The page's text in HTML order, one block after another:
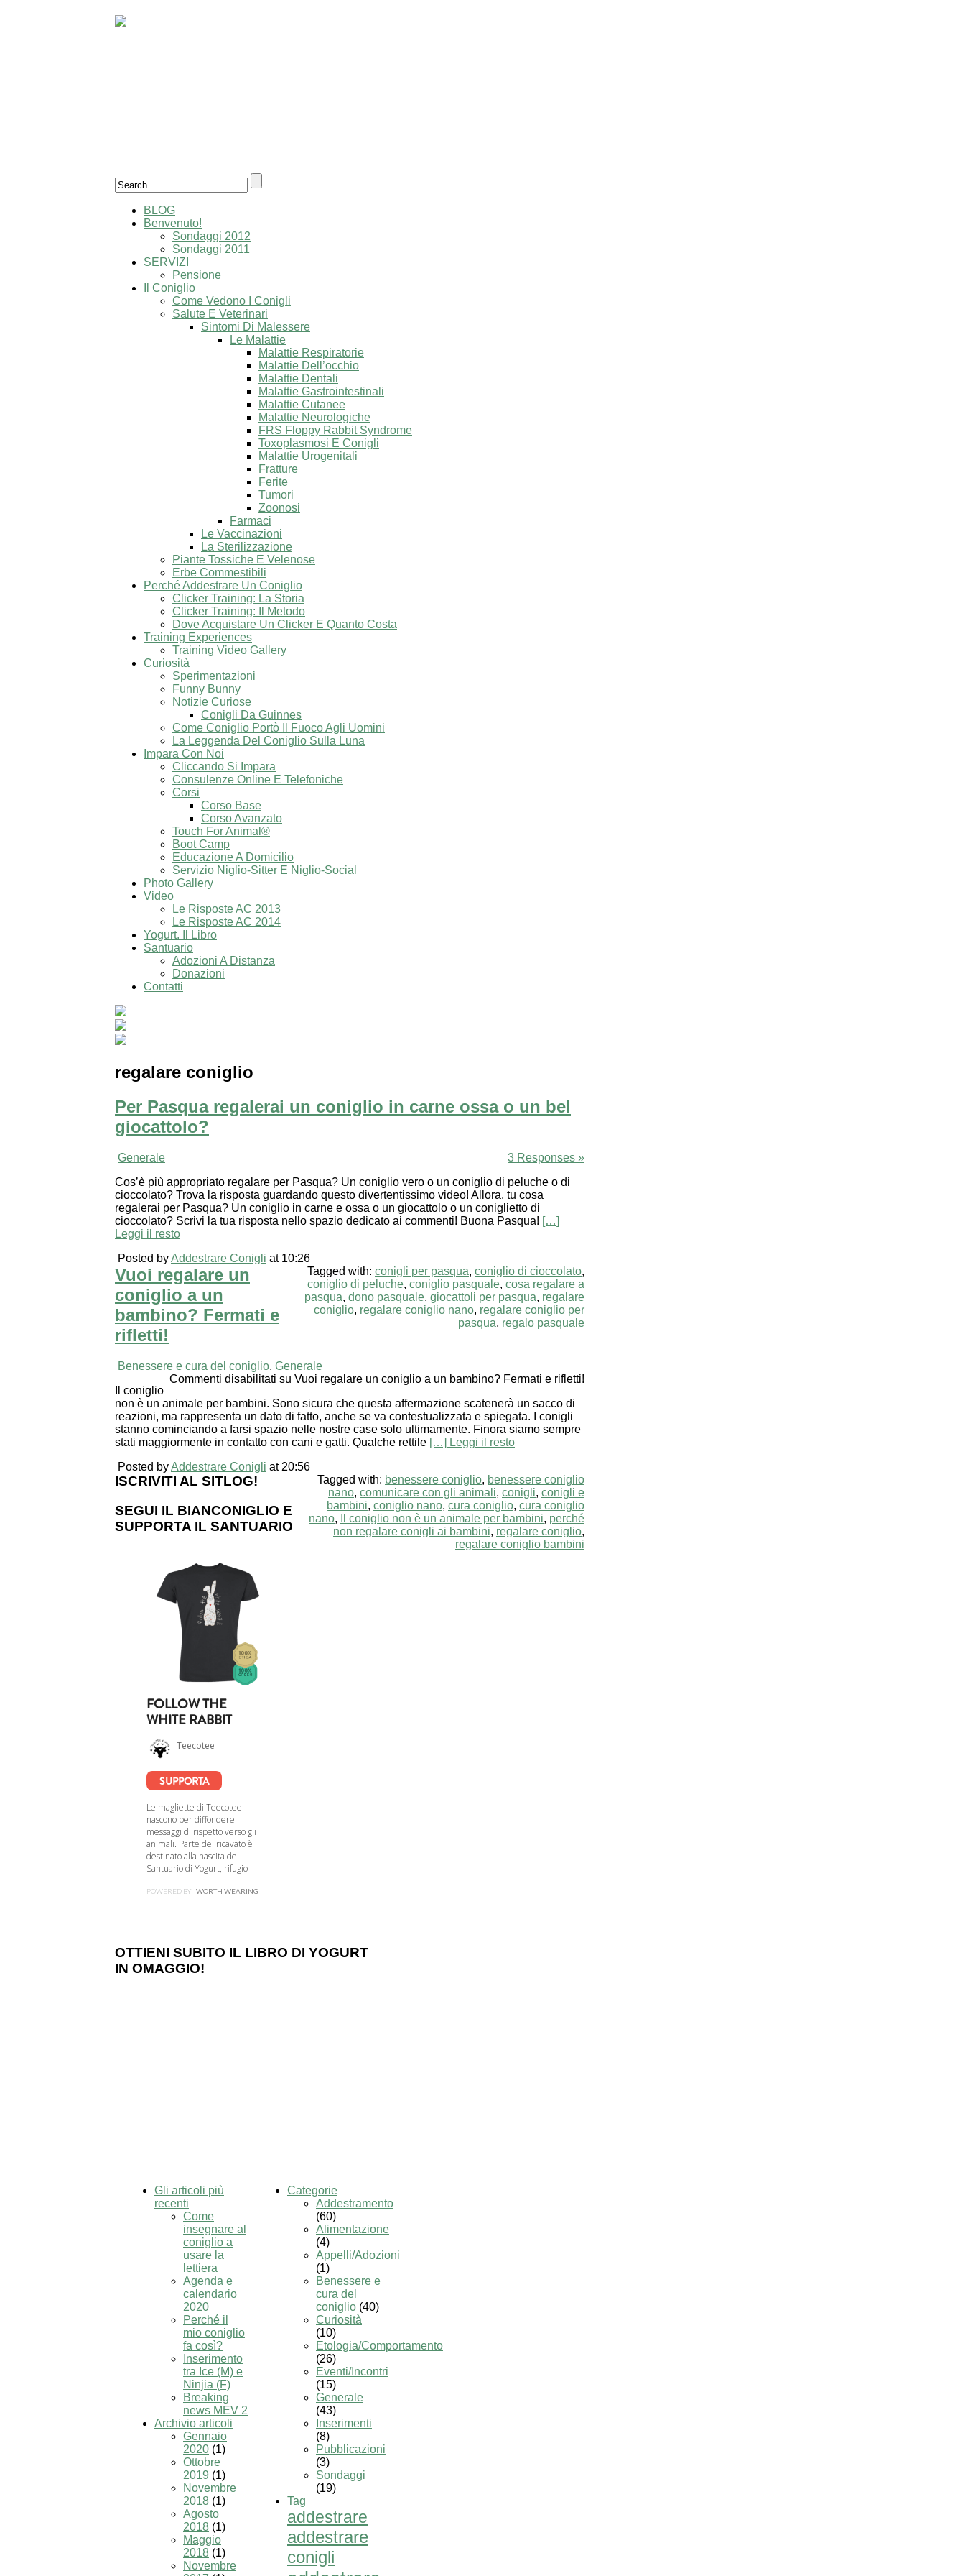
BLOG
Benvenuto!
Sondaggi 2012
Sondaggi 2011
SERVIZI
Pensione
Il Coniglio
Come Vedono I Conigli
Salute E Veterinari
Sintomi Di Malessere
Le Malattie
Malattie Respiratorie
Malattie Dell’occhio
Malattie Dentali
Malattie Gastrointestinali
Malattie Cutanee
Malattie Neurologiche
FRS Floppy Rabbit Syndrome
Toxoplasmosi E Conigli
Malattie Urogenitali
Fratture
Ferite
Tumori
Zoonosi
Farmaci
Le Vaccinazioni
La Sterilizzazione
Piante Tossiche E Velenose
Erbe Commestibili
Perché Addestrare Un Coniglio
Clicker Training: La Storia
Clicker Training: Il Metodo
Dove Acquistare Un Clicker E Quanto Costa
Training Experiences
Training Video Gallery
Curiosità
Sperimentazioni
Funny Bunny
Notizie Curiose
Conigli Da Guinnes
Come Coniglio Portò Il Fuoco Agli Uomini
La Leggenda Del Coniglio Sulla Luna
Impara Con Noi
Cliccando Si Impara
Consulenze Online E Telefoniche
Corsi
Corso Base
Corso Avanzato
Touch For Animal®
Boot Camp
Educazione A Domicilio
Servizio Niglio-Sitter E Niglio-Social
Photo Gallery
Video
Le Risposte AC 2013
Le Risposte AC 2014
Yogurt. Il Libro
Santuario
Adozioni A Distanza
Donazioni
Contatti
regalare coniglio
Per Pasqua regalerai un coniglio in carne ossa o un bel
giocattolo?
Generale
3 Responses »
Cos’è più appropriato regalare per Pasqua? Un coniglio vero o un coniglio di peluche o di
cioccolato? Trova la risposta guardando questo divertentissimo video! Allora, tu cosa
regalerai per Pasqua? Un coniglio in carne e ossa o un giocattolo o un coniglietto di
cioccolato? Scrivi la tua risposta nello spazio dedicato ai commenti! Buona Pasqua! […]
Leggi il resto
Posted byAddestrare Conigli at 10:26
Tagged with: conigli per pasqua, coniglio di cioccolato,
coniglio di peluche, coniglio pasquale, cosa regalare a
pasqua, dono pasquale, giocattoli per pasqua, regalare
coniglio, regalare coniglio nano, regalare coniglio per
pasqua, regalo pasquale
Vuoi regalare un
coniglio a un
bambino? Fermati e
rifletti!
Benessere e cura del coniglio, Generale
Commenti disabilitati su Vuoi regalare un coniglio a un bambino? Fermati e rifletti!
Il coniglio
non è un animale per bambini. Sono sicura che questa affermazione scatenerà un sacco di
reazioni, ma rappresenta un dato di fatto, anche se va contestualizzata e spiegata. I conigli
stanno cominciando a farsi spazio nelle nostre case solo ultimamente. Finora siamo sempre
stati maggiormente in contatto con cani e gatti. Qualche rettile […] Leggi il resto
Posted byAddestrare Conigli at 20:56
Tagged with: benessere coniglio, benessere coniglio
nano, comunicare con gli animali, conigli, conigli e
bambini, coniglio nano, cura coniglio, cura coniglio
nano, Il coniglio non è un animale per bambini, perché
non regalare conigli ai bambini, regalare coniglio,
regalare coniglio bambini
ISCRIVITI AL SITLOG!
SEGUI IL BIANCONIGLIO E
SUPPORTA IL SANTUARIO
OTTIENI SUBITO IL LIBRO DI YOGURT
IN OMAGGIO!
Categorie
Addestramento
(60)
Alimentazione
(4)
Appelli/Adozioni
(1)
Benessere e
cura del
coniglio (40)
Curiosità
(10)
Etologia/Comportamento
(26)
Eventi/Incontri
(15)
Generale
(43)
Inserimenti
(8)
Pubblicazioni
(3)
Sondaggi
(19)
Tag
addestrare
addestrare
conigli
Gli articoli più
recenti
Come
insegnare al
coniglio a
usare la
lettiera
Agenda e
calendario
2020
Perché il
mio coniglio
fa così?
Inserimento
tra Ice (M) e
Ninjia (F)
Breaking
news MEV 2
Archivio articoli
Gennaio
2020 (1)
Ottobre
2019 (1)
Novembre
2018 (1)
Agosto
2018 (1)
Maggio
2018 (1)
Novembre